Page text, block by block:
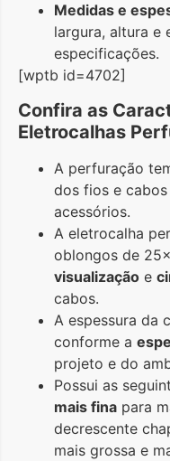
Medidas e
largura, altura e
especificações.
[wptb id=4702]
Confira as
Eletrocalhas
A perfuração
dos fios e
acessórios.
A eletrocalha
oblongos de
visualização e
cabos.
A espessura da
conforme a
projeto e do
Possui as
mais fina para
decrescente
mais grossa e